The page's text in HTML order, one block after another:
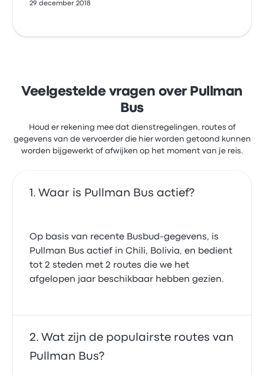
29 december 2018
Veelgestelde vragen over Pullman
Bus
Houd er rekening mee dat dienstregelingen, routes of
gegevens van de vervoerder die hier worden getoond kunnen
worden bijgewerkt of afwijken op het moment van je reis.
Waar is Pullman Bus actief?
Op basis van recente Busbud-gegevens, is
Pullman Bus actief in Chili, Bolivia, en bedient
tot 2 steden met 2 routes die we het
afgelopen jaar beschikbaar hebben gezien.
Wat zijn de populairste routes van
Pullman Bus?